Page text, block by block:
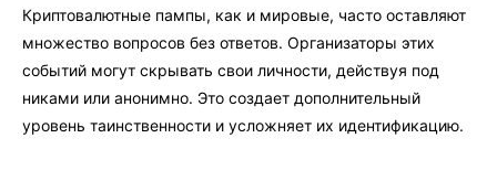
Криптовалютные пампы, как и мировые, часто оставляют
множество вопросов без ответов. Организаторы этих
событий могут скрывать свои личности, действуя под
никами или анонимно. Это создает дополнительный
уровень таинственности и усложняет их идентификацию.